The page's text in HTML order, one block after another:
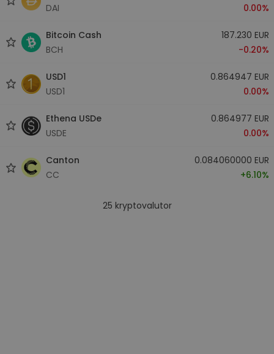
DAI
0.00%
Bitcoin Cash
BCH
187.230 EUR
-0.20%
USD1
USD1
0.864947 EUR
0.00%
Ethena USDe
USDE
0.864977 EUR
0.00%
Canton
CC
0.084060000 EUR
+6.10%
25 kryptovalutor